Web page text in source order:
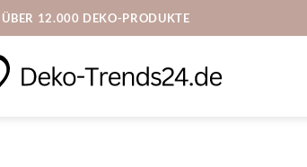
ÜBER 12.000 DEKO-PRODUKTE